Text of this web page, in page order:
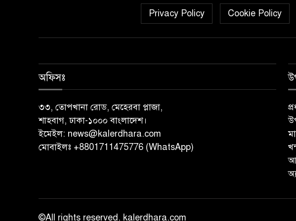
Privacy Policy Cookie Policy
অফিসঃ
৩৩, তোপখানা রোড, মেহেরবা প্লাজা,
শাহবাগ, ঢাকা-১০০০ বাংলাদেশ।
ইমেইল: news@kalerdhara.com
মোবাইলঃ +8801711475776 (WhatsApp)
©All rights reserved. kalerdhara.com